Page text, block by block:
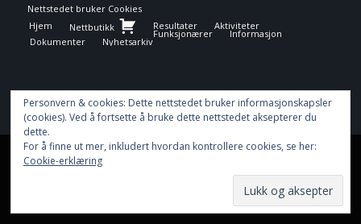
Nettstedet bruker Cookies
Hjem
Nettbutikk Resultater Aktiviteter
Funksjonærer Informasjon
Dokumenter Nyhetsarkiv
This site uses cookies. By continuing to browse the site, you are
Learn more
Personvern & cookies: Dette nettstedet bruker informasjonskapsler
(cookies). Ved å fortsette å bruke dette nettstedet aksepterer du
dette.
For å finne ut mer, inkludert hvordan kontrollere cookies, se her:
Cookie-erklæring